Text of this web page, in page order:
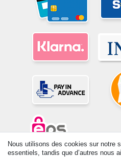
Nous utilisons des cookies sur notre
essentiels, tandis que d’autres nous